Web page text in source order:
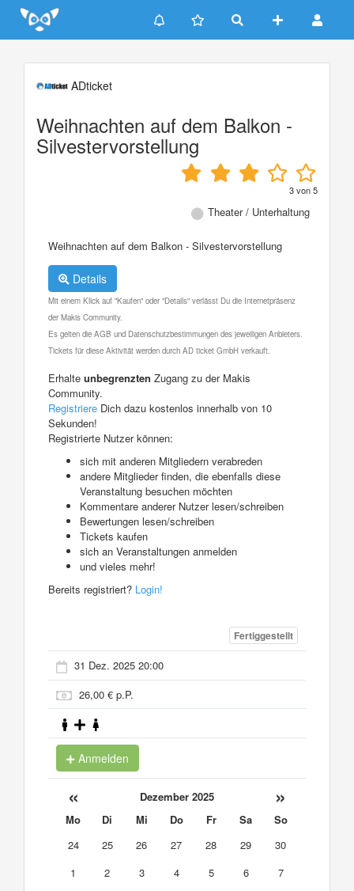
Update cookies preferences
ADticket
Weihnachten auf dem Balkon -
Silvestervorstellung
3von5
Theater / Unterhaltung
Weihnachten auf dem Balkon - Silvestervorstellung
Details
Mit einem Klick auf "Kaufen" oder "Details" verlässt Du die Internetpräsenz
der Makis Community.
Es gelten die AGB und Datenschutzbestimmungen des jeweiligen Anbieters.
Tickets für diese Aktivität werden durch AD ticket GmbH verkauft.
Erhalte unbegrenzten Zugang zu der Makis
Community.
Registriere Dich dazu kostenlos innerhalb von 10
Sekunden!
Registrierte Nutzer können:
sich mit anderen Mitgliedern verabreden
andere Mitglieder finden, die ebenfalls diese
Veranstaltung besuchen möchten
Kommentare anderer Nutzer lesen/schreiben
Bewertungen lesen/schreiben
Tickets kaufen
sich an Veranstaltungen anmelden
und vieles mehr!
Bereits registriert? Login!
Fertiggestellt
31 Dez. 2025 20:00
26,00 € p.P.
Anmelden
« Dezember 2025 »
Mo Di Mi Do Fr Sa
So
24
25 26 27 28 29
30
1
2 3 4 5 6
7